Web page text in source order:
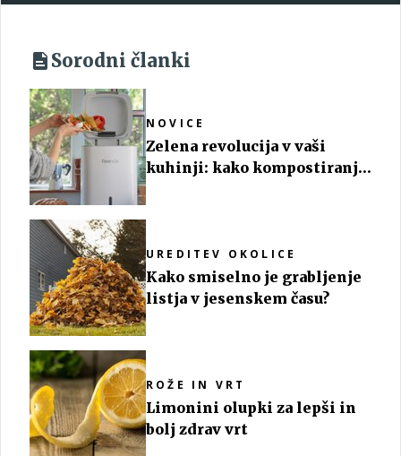
Sorodni članki
NOVICE
Zelena revolucija v vaši
kuhinji: kako kompostiranje
UREDITEV OKOLICE
Kako smiselno je grabljenje
listja v jesenskem času?
ROŽE IN VRT
Limonini olupki za lepši in
bolj zdrav vrt